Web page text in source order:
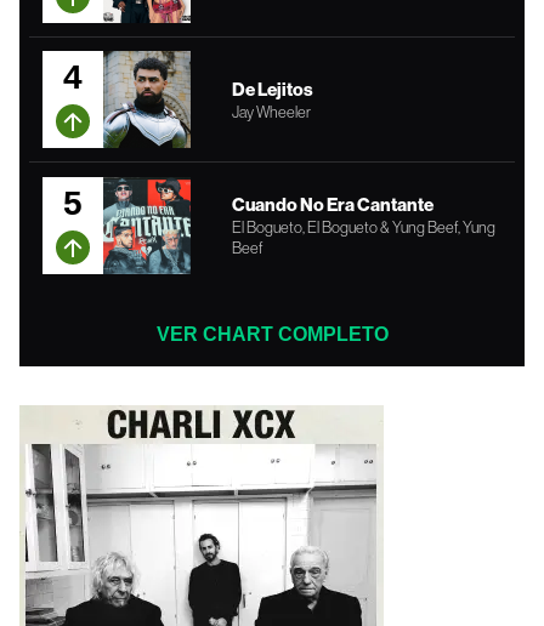
4 De Lejitos
Jay Wheeler
5 Cuando No Era Cantante
El Bogueto, El Bogueto & Yung Beef, Yung
Beef
VER CHART COMPLETO